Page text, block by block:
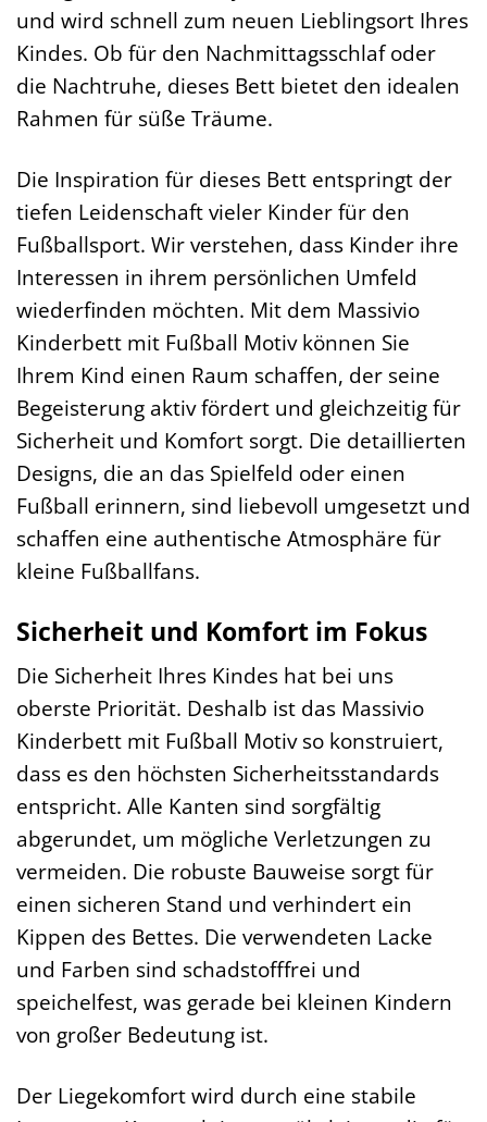
und wird schnell zum neuen Lieblingsort Ihres
Kindes. Ob für den Nachmittagsschlaf oder
die Nachtruhe, dieses Bett bietet den idealen
Rahmen für süße Träume.
Die Inspiration für dieses Bett entspringt der
tiefen Leidenschaft vieler Kinder für den
Fußballsport. Wir verstehen, dass Kinder ihre
Interessen in ihrem persönlichen Umfeld
wiederfinden möchten. Mit dem Massivio
Kinderbett mit Fußball Motiv können Sie
Ihrem Kind einen Raum schaffen, der seine
Begeisterung aktiv fördert und gleichzeitig für
Sicherheit und Komfort sorgt. Die detaillierten
Designs, die an das Spielfeld oder einen
Fußball erinnern, sind liebevoll umgesetzt und
schaffen eine authentische Atmosphäre für
kleine Fußballfans.
Sicherheit und Komfort im Fokus
Die Sicherheit Ihres Kindes hat bei uns
oberste Priorität. Deshalb ist das Massivio
Kinderbett mit Fußball Motiv so konstruiert,
dass es den höchsten Sicherheitsstandards
entspricht. Alle Kanten sind sorgfältig
abgerundet, um mögliche Verletzungen zu
vermeiden. Die robuste Bauweise sorgt für
einen sicheren Stand und verhindert ein
Kippen des Bettes. Die verwendeten Lacke
und Farben sind schadstofffrei und
speichelfest, was gerade bei kleinen Kindern
von großer Bedeutung ist.
Der Liegekomfort wird durch eine stabile